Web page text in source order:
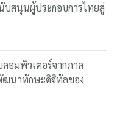
บสนุนผู้ประกอบการไทยสู่
อมพิวเตอร์จากภาค
นาทักษะดิจิทัลของ